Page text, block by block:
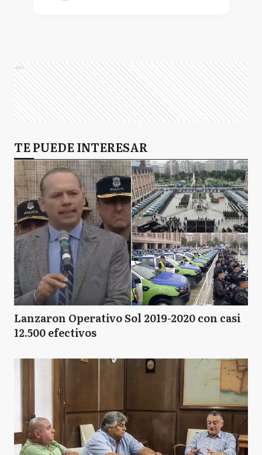
Ads
TE PUEDE INTERESAR
Lanzaron Operativo Sol 2019-2020 con casi
12.500 efectivos